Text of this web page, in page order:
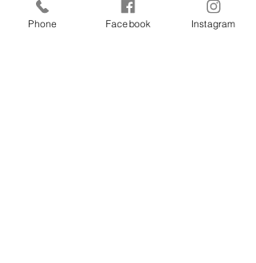
またのご利用お待ち申し上げます🎣
Phone Facebook Instagram